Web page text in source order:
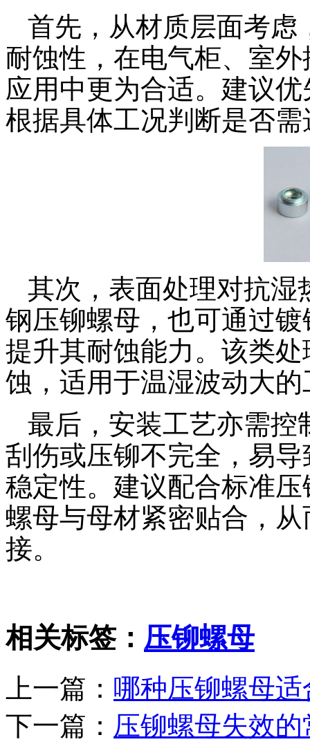
首先，从材质层面考虑
耐蚀性，在电气柜、室
应用中更为合适。建议
根据具体工况判断是否
其次，表面处理对抗湿
钢压铆螺母，也可通过
提升其耐蚀能力。该类
蚀，适用于温湿波动大
最后，安装工艺亦需控
刮伤或压铆不完全，易
稳定性。建议配合标准
螺母与母材紧密贴合，
接。
相关标签： 压铆螺母
上一篇： 哪种压铆螺母
下一篇： 压铆螺母失效